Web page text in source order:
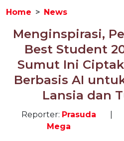
Home News
Menginspirasi,
Best Student
Sumut Ini
Berbasis AI
Lansia dan
Reporter: Prasuda
Mega